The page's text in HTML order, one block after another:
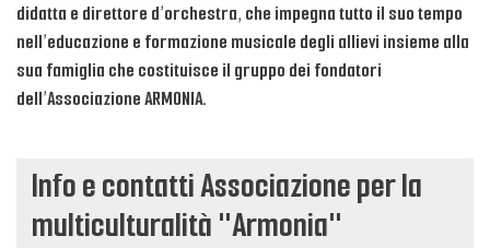
didatta e direttore d’orchestra, che impegna tutto il suo tempo
nell’educazione e formazione musicale degli allievi insieme alla
sua famiglia che costituisce il gruppo dei fondatori
dell’Associazione ARMONIA.
Info e contatti Associazione per la
multiculturalità "Armonia"